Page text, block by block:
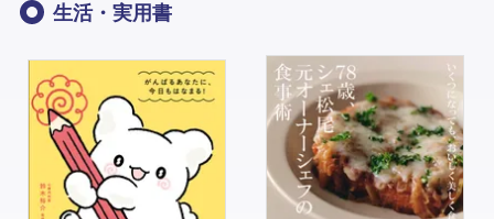
生活・実用書